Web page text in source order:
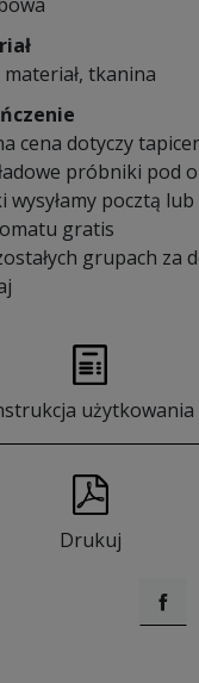
materiał, tkanina
cena dotyczy
próbniki pod
wysyłamy pocztą lub
gratis
grupach za
użytkowania
Drukuj